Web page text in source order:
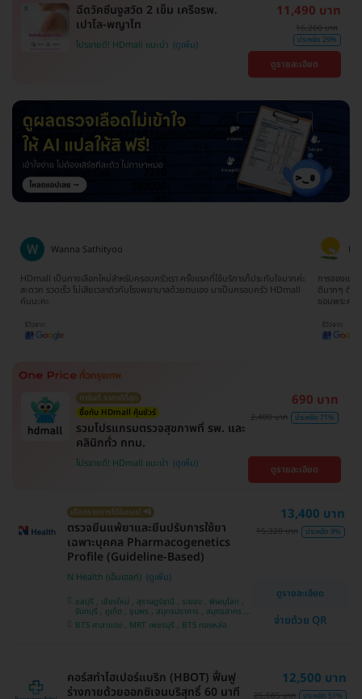
ฉีดวัคซีนงูสวัด 2 เข็ม เครือรพ.
เปาโล-พญาไท
โปรขายดี! HDmall แนะนำ
11,490 บาท
16,260 บาท
ประหยัด 29%
ดูรายละเอียด
HDmall เป็นทางเลือกใหม่สำหรับครอบครัวเรา ครั้งแรกที่ใช้บริการก็ประทับใจมากค่ะ
สะดวก รวดเร็ว ไม่เสียเวลาดิวกับโรงพยาบาลด้วยตนเอง มาเป็นครอบครัว HDmall
กันนะคะ
Wanna Sathityoo
การจองแพ็
ดีมากๆ ติดต่
ขอบพระคุณ
การันตี ราคาดีที่สุด
ซื้อกับ HDmall คุ้มชัวร์
รวมโปรแกรมตรวจสุขภาพที่ รพ. และ
คลินิกทั่ว กทม.
โปรขายดี! HDmall แนะนำ
690 บาท
2,400 บาท ประหยัด 71%
ดูรายละเอียด
เลือกรายการได้ในแอป 📲
ตรวจยีนแพ้ยาและยีนปรับการใช้ยา
เฉพาะบุคคล Pharmacogenetics
Profile (Guideline-Based)
N Health (เอ็นเฮลท์)
ชลบุรี , เชียงใหม่ , สุราษฎร์ธานี , ระยอง , พิษณุโลก ,
จันทบุรี , ภูเก็ต , ชุมพร , สมุทรปราการ , สมุทรสาคร ,
นครราชสีมา , สุพรรณบุรี , ขอนแก่น , ปราจีนบุรี ,
ปทุมธานี , กาญจนบุรี , บางรัก , กระบี่ , เชียงราย ,
พระนครศรีอยุธยา
BTS ศาลาแดง , MRT เพชรบุรี , BTS ทองหล่อ
13,400 บาท
15,320 บาท ประหยัด 9%
ดูรายละเอียด
จ่ายด้วย QR
คอร์สทำไฮเปอร์แบริก (HBOT) ฟื้นฟู
ร่างกายด้วยออกซิเจนบริสุทธิ์ 60 นาที
12,500 บาท
25,685 บาท ประหยัด 51%